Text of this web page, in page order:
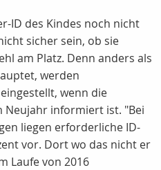
ID des Kindes noch nicht
sicher sein, ob sie
am Platz. Denn anders als
werden
wenn die
Neujahr informiert ist. "Bei
liegen erforderliche ID-
vor. Dort wo das nicht er
Laufe von 2016